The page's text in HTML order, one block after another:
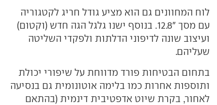
לוח המחוונים גם הוא מציע גודל חריג לקטגוריה
עם מסך "12.8. בנוסף ישנו גלגל הגה חדש (וקטום)
ועיצוב שונה לדיפוני הדלתות ולפקדי השליטה
שעליהם.
בתחום הבטיחות פורד מדווחת על שיפורי יכולת
ותוספות אחרות כמו בלימה אוטונומית גם בנסיעה
לאחור, בקרת שיוט אדפטיבית דינמית (בהתאם